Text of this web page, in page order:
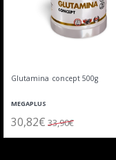
Glutamina concept 500g
MEGAPLUS
30,82€ 33,90€